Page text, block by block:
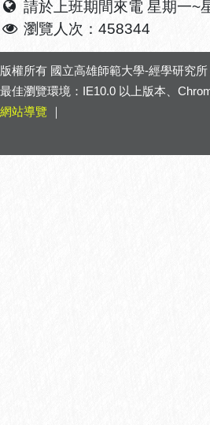
請於上班期間來電 星期一~
瀏覽人次：458344
版權所有 國立高雄師範大學-經學研究所
最佳瀏覽環境：IE10.0 以上版本、
網站導覽 ｜